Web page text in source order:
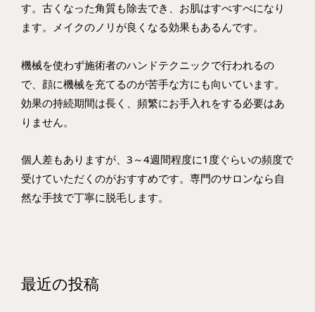
す。古くなった角質も除去でき、お肌はすべすべになり
ます。メイクのノリが良くなる効果もあるんです。
機械を使わず施術者のハンドテクニックで行われるの
で、顔に機械を充てるのが苦手な方にも向いています。
効果の持続期間は長く、頻繁にお手入れをする必要はあ
りません。
個人差もありますが、3～4週間程度に1度ぐらいの頻度で
受けていただくのがおすすめです。専門のサロンなら自
然な手技で丁寧に脱毛します。
最近の投稿